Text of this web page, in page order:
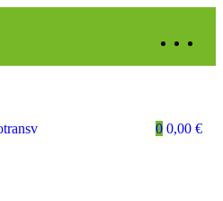
0 0,00 €